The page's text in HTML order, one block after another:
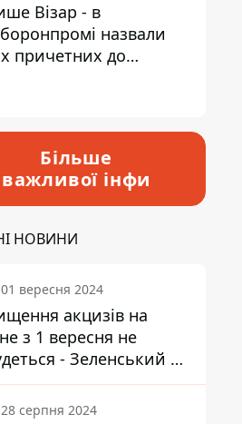
Візар - в
назвали
причетних до
Більше
важливої інфи
НОВИНИ
вересня 2024
акцизів на
з 1 вересня не
- Зеленський не
закон
серпня 2024